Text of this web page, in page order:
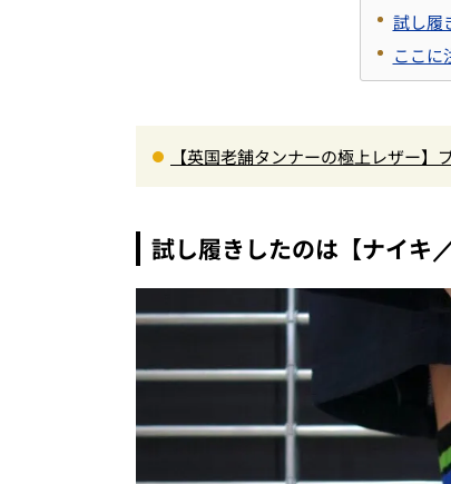
試し履
ここに
【英国老舗タンナーの極上レザー
試し履きしたのは【ナイキ